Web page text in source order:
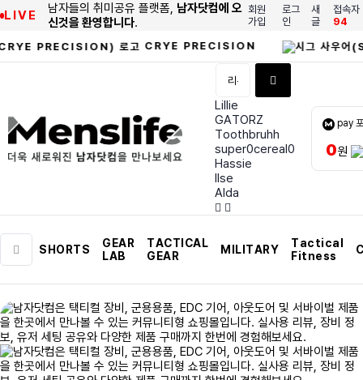
LIVE 남자들의 취미공유 플랫폼, 남자닷컴에 오
신것을 환영합니다.
회원
가입
로그
인
새
글
접속자
94
CRYE PRECISION
Lillie
GATORZ
Toothbruhh
super0cereal0
Hassie
Ilse
Alda
pay
0원
SHORTS
GEAR
LAB
TACTICAL
GEAR
MILITARY
Tactical
Fitness